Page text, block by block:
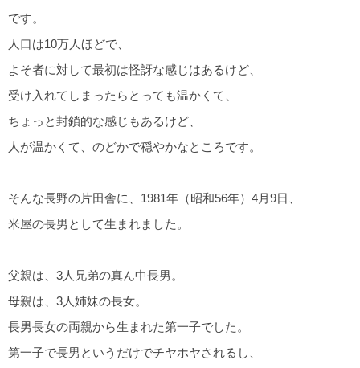
です。
人口は10万人ほどで、
よそ者に対して最初は怪訝な感じはあるけど、
受け入れてしまったらとっても温かくて、
ちょっと封鎖的な感じもあるけど、
人が温かくて、のどかで穏やかなところです。
そんな長野の片田舎に、1981年（昭和56年）4月9日、
米屋の長男として生まれました。
父親は、3人兄弟の真ん中長男。
母親は、3人姉妹の長女。
長男長女の両親から生まれた第一子でした。
第一子で長男というだけでチヤホヤされるし、